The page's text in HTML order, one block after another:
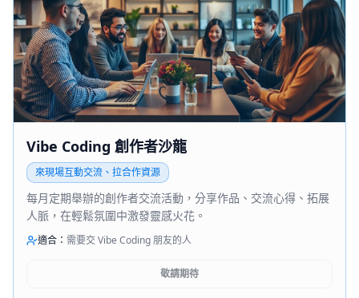
Vibe Coding 創作者沙龍
來現場互動交流、拉合作資源
每月定期舉辦的創作者交流活動，分享作品、交流心得、拓展
人脈，在輕鬆氛圍中激發靈感火花。
適合： 需要交 Vibe Coding 朋友的人
敬請期待